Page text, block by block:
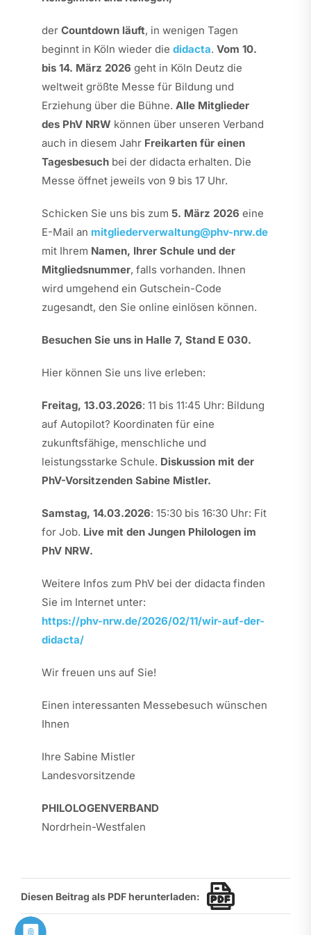
der Countdown läuft, in wenigen Tagen
beginnt in Köln wieder die didacta. Vom 10.
bis 14. März 2026 geht in Köln Deutz die
weltweit größte Messe für Bildung und
Erziehung über die Bühne. Alle Mitglieder
des PhV NRW können über unseren Verband
auch in diesem Jahr Freikarten für einen
Tagesbesuchbei der didacta erhalten. Die
Messe öffnet jeweils von 9 bis 17 Uhr.
Schicken Sie uns bis zum 5. März 2026 eine
E-Mail an mitgliederverwaltung@phv-nrw.de
mit Ihrem Namen, Ihrer Schule und der
Mitgliedsnummer, falls vorhanden. Ihnen
wird umgehend ein Gutschein-Code
zugesandt, den Sie online einlösen können.
Besuchen Sie uns in Halle 7, Stand E 030.
Hier können Sie uns live erleben:
Freitag, 13.03.2026: 11 bis 11:45 Uhr: Bildung
auf Autopilot? Koordinaten für eine
zukunftsfähige, menschliche und
leistungsstarke Schule. Diskussion mit der
PhV-Vorsitzenden Sabine Mistler.
Samstag, 14.03.2026: 15:30 bis 16:30 Uhr: Fit
for Job. Live mit den Jungen Philologen im
PhV NRW.
Weitere Infos zum PhV bei der didacta finden
Sie im Internet unter:
https://phv-nrw.de/2026/02/11/wir-auf-der-
didacta/
Wir freuen uns auf Sie!
Einen interessanten Messebesuch wünschen
Ihnen
Ihre Sabine Mistler
Landesvorsitzende
PHILOLOGENVERBAND
Nordrhein-Westfalen
Diesen Beitrag als PDF herunterladen: